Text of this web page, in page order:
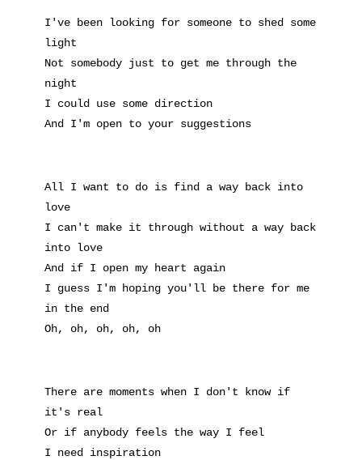
I've been looking for someone to shed some
light
Not somebody just to get me through the
night
I could use some direction
And I'm open to your suggestions
All I want to do is find a way back into
love
I can't make it through without a way back
into love
And if I open my heart again
I guess I'm hoping you'll be there for me
in the end
Oh, oh, oh, oh, oh
There are moments when I don't know if
it's real
Or if anybody feels the way I feel
I need inspiration